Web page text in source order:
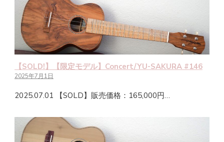
【SOLD!】【限定モデル】Concert/YU-SAKURA #146
2025年7月1日
2025.07.01 【SOLD】販売価格：165,000円…